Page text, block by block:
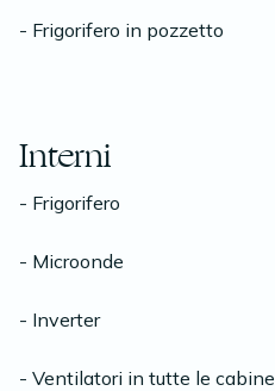
- Frigorifero in pozzetto
Interni
- Frigorifero
- Microonde
- Inverter
- Ventilatori in tutte le cabine